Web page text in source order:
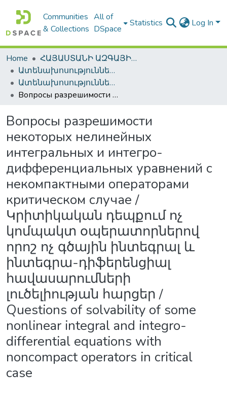
Communities
& Collections
All of
DSpace
Statistics Log In
Home
ՀԱՅԱՍՏԱՆԻ ԱԶԳԱՅԻՆ ԳՐԱԴԱՐԱՆԻ ԹՎԱՅԻՆ ՊԱՀՈՑ / DIGITAL REPOSITORY OF NLA
Ատենախոսություններ և սեղմագրեր / Theses & Abstracts
Ատենախոսություններ և սեղմագրեր / Theses & Abstracts
Вопросы разрешимости некоторых нелинейных интегральных и интегро-дифференциальных уравнений с некомпактными операторами критическом случае / Կրիտիկական դեպքում ոչ կոմպակտ օպերատորներով որոշ ոչ գծային ինտեգրալ և ինտեգրա-դիֆերենցիալ հավասարումների լուծելիության հարցեր / Questions of solvability of some nonlinear integral and integro-differential equations with noncompact operators in critical case
Вопросы разрешимости
некоторых нелинейных
интегральных и интегро-
дифференциальных уравнений с
некомпактными операторами
критическом случае /
Կրիտիկական դեպքում ոչ
կոմպակտ օպերատորներով
որոշ ոչ գծային ինտեգրալ և
ինտեգրա-դիֆերենցիալ
հավասարումների
լուծելիության հարցեր /
Questions of solvability of some
nonlinear integral and integro-
differential equations with
noncompact operators in critical
case